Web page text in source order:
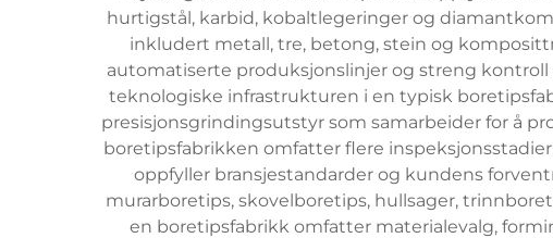
hurtigstål, karbid, kobaltlegeringer og
inkludert metall, tre, betong, stein og
automatiserte produksjonslinjer og streng
teknologiske infrastrukturen i en typisk
presisjonsgrindingsutstyr som samarbeider for å
boretipsfabrikken omfatter flere
oppfyller bransjestandarder og kundens
murarboretips, skovelboretips, hullsager,
en boretipsfabrikk omfatter materialevalg,